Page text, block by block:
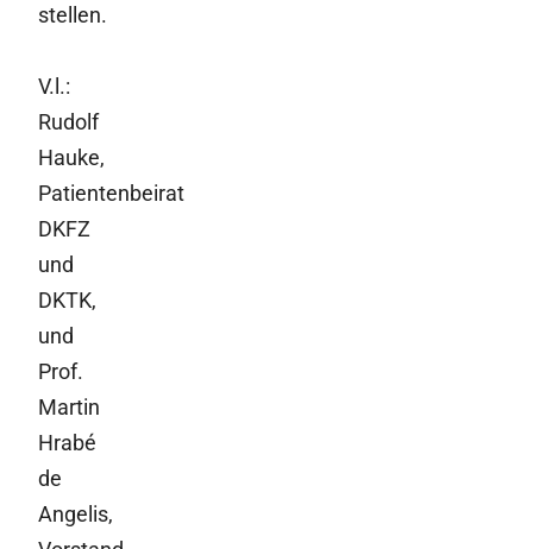
stellen.
V.l.:
Rudolf
Hauke,
Patientenbeirat
DKFZ
und
DKTK,
und
Prof.
Martin
Hrabé
de
Angelis,